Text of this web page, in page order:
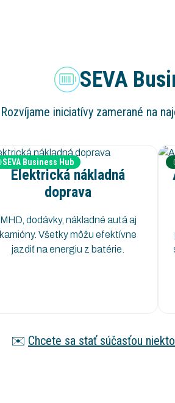
SEVA
Rozvíjame iniciatívy zamerané na
SEVA Business Hub
Elektrická nákladná
doprava
MHD, dodávky, nákladné autá aj
kamióny. Všetky môžu efektívne
jazdiť na energiu z batérie.
️️✉️ Chcete sa stať súčasťou